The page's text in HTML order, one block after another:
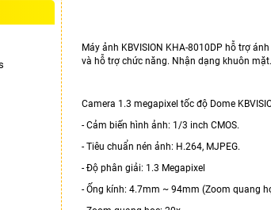
Máy ảnh KBVISION KHA-8010DP hỗ trợ
và hỗ trợ chức năng. Nhận dạng khuôn mặt.
Camera 1.3 megapixel tốc độ Dome
- Cảm biến hình ảnh: 1/3 inch CMOS.
- Tiêu chuẩn nén ảnh: H.264, MJPEG.
- Độ phân giải: 1.3 Megapixel
- Ống kính: 4.7mm ~ 94mm (Zoom quang